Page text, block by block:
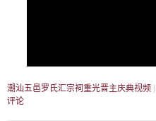
潮汕五邑罗氏汇宗祠重光晋主庆典视频
评论